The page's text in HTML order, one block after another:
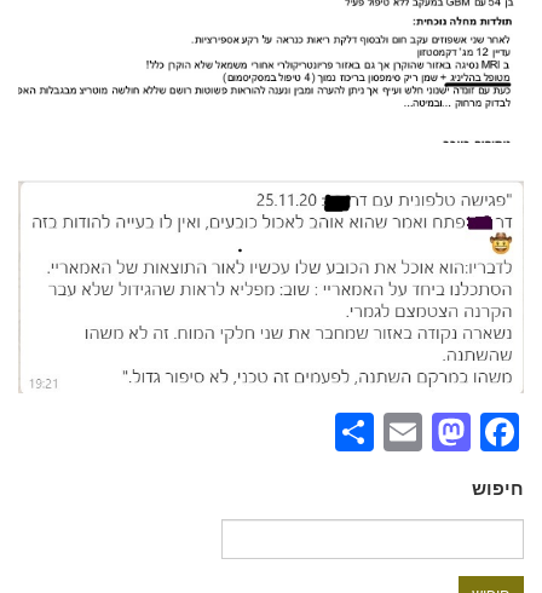
Facebook
Mastodon
Email
חיפוש